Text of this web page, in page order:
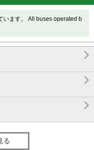
います。 All buses operated b



る